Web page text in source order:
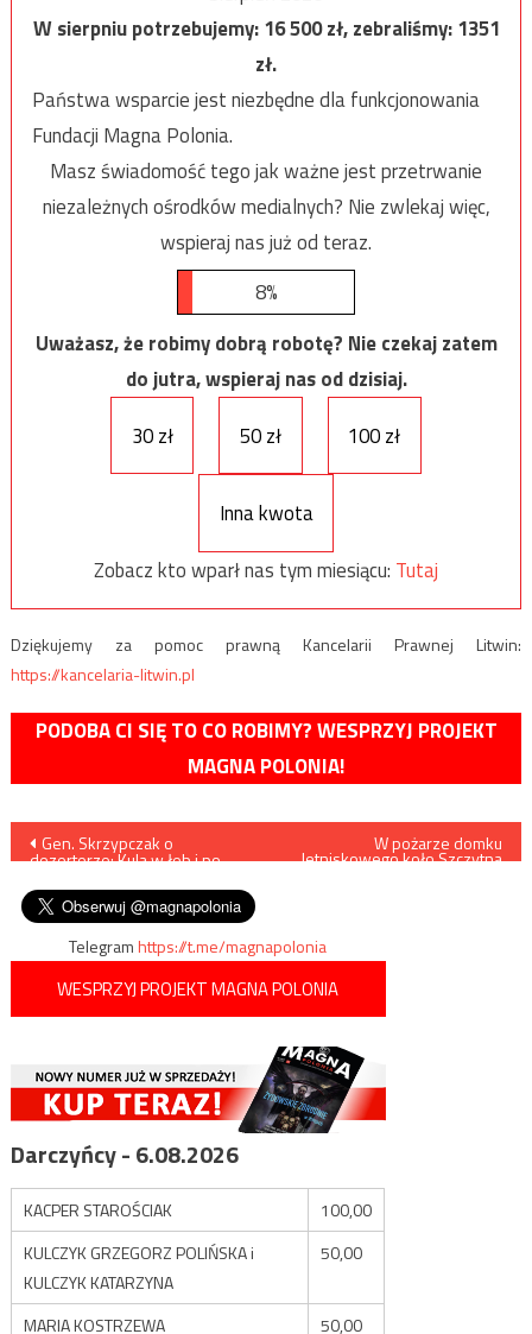
W sierpniu potrzebujemy:16 500zł, zebraliśmy:1351
zł.
Państwa wsparcie jest niezbędne dla funkcjonowania
Fundacji Magna Polonia.
Masz świadomość tego jak ważne jest przetrwanie
niezależnych ośrodków medialnych? Nie zwlekaj więc,
wspieraj nas już od teraz.
8%
Uważasz, że robimy dobrą robotę? Nie czekaj zatem
do jutra, wspieraj nas od dzisiaj.
30 zł
50 zł 100 zł
Inna kwota
Zobacz kto wparł nas tym miesiącu: Tutaj
Dziękujemy za pomoc prawną Kancelarii Prawnej Litwin:
https://kancelaria-litwin.pl
PODOBA CI SIĘ TO CO ROBIMY? WESPRZYJ PROJEKT
MAGNA POLONIA!
Nawigacja
wpisu
Gen. Skrzypczak o
dezerterze: Kula w łeb i po
W pożarze domku
letniskowego koło Szczytna
Telegramhttps://t.me/magnapolonia
WESPRZYJ PROJEKT MAGNA POLONIA
Darczyńcy - 6.08.2026
KACPER STAROŚCIAK
100,00
KULCZYK GRZEGORZ POLIŃSKA i
KULCZYK KATARZYNA
50,00
MARIA KOSTRZEWA 50,00